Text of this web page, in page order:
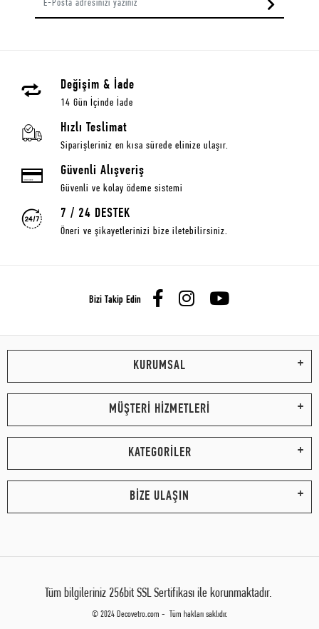
Değişim & İade
14 Gün İçinde İade
Hızlı Teslimat
Siparişleriniz en kısa sürede elinize ulaşır.
Güvenli Alışveriş
Güvenli ve kolay ödeme sistemi
7 / 24 DESTEK
Öneri ve şikayetlerinizi bize iletebilirsiniz.
Bizi Takip Edin
KURUMSAL
MÜŞTERİ HİZMETLERİ
KATEGORİLER
BİZE ULAŞIN
Tüm bilgileriniz 256bit SSL Sertifikası ile korunmaktadır.
© 2024 Decovetro.com - Tüm hakları saklıdır.